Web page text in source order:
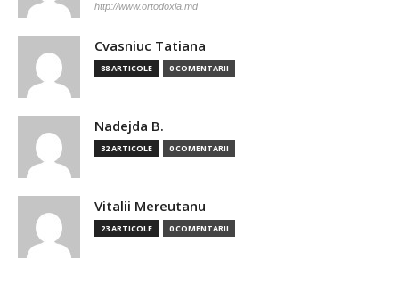
http://www.ortodoxia.md
Cvasniuc Tatiana
88 ARTICOLE 0 COMENTARII
Nadejda B.
32 ARTICOLE 0 COMENTARII
Vitalii Mereutanu
23 ARTICOLE 0 COMENTARII